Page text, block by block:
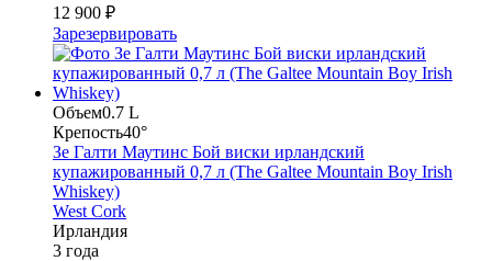
12 900 ₽
Зарезервировать
Объем0.7 L
Крепость40°
Зе Галти Маутинс Бой виски ирландский
купажированный 0,7 л (The Galtee Mountain Boy Irish
Whiskey)
West Cork
Ирландия
3 года